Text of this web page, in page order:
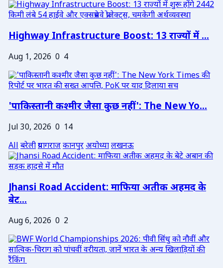
Highway Infrastructure Boost: 13 राज्यों में ...
Aug 1, 2026 0 4
'पाकिस्तानी कश्मीर जैसा कुछ नहीं': The New Yo...
Jul 30, 2026 0 14
Allबरेलीप्रयागराजकानपुरअयोध्यालखनऊ
Jhansi Road Accident: माफिया अतीक अहमद के
बेट...
Aug 6, 2026 0 2